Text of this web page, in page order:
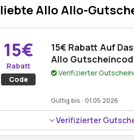
Allo Allo-
15€
Rabatt
Code
15€ Rabatt Auf
Allo
Verifizierter
Gültig bis : 01.05.2026
Verifizierter